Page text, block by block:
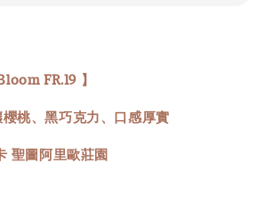
FR.19 】
桃、黑巧克力、口感厚實
聖圖阿里歐莊園